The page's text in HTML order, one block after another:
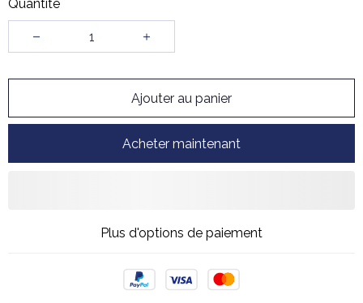
Quantité
Ajouter au panier
Acheter maintenant
Plus d'options de paiement